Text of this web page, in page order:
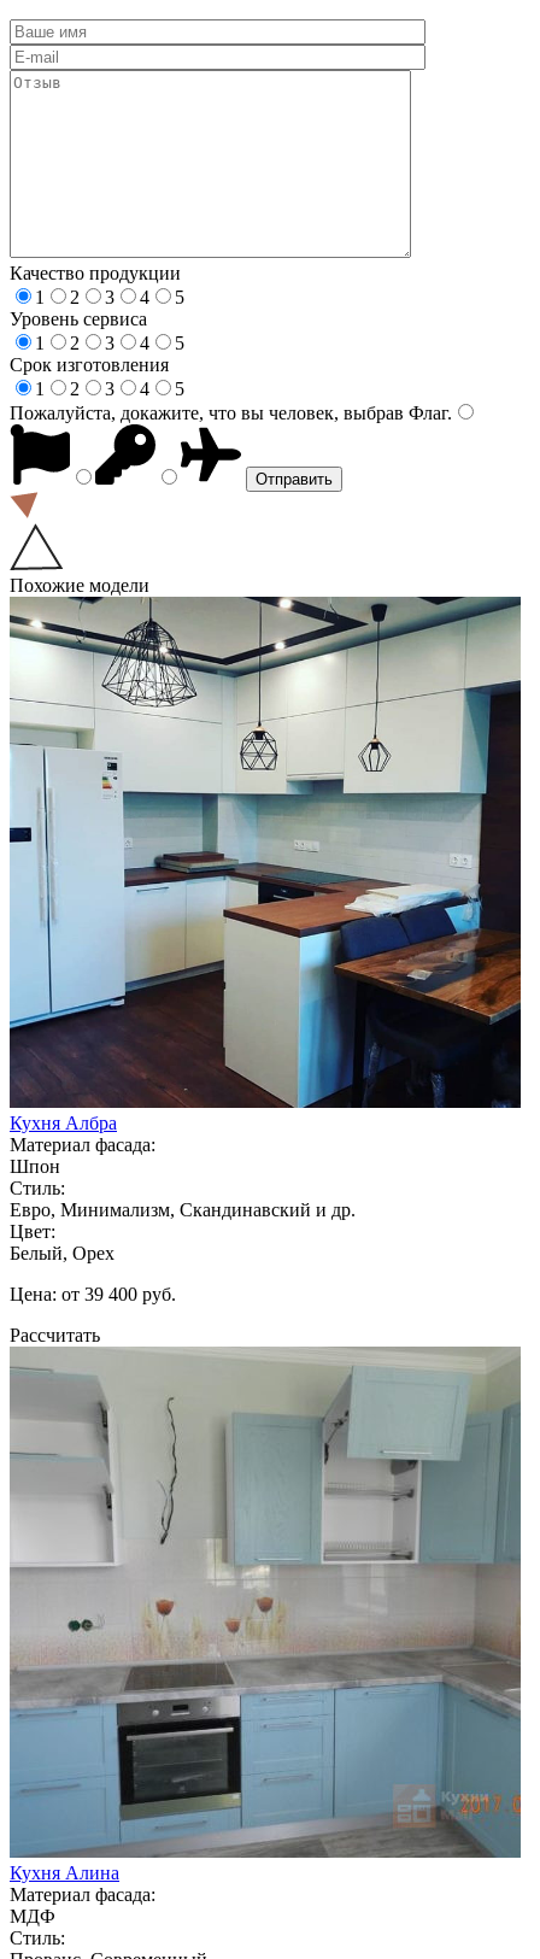
Качество продукции
1
2 3 4
5
Уровень сервиса
1
2 3 4
5
Срок изготовления
1
2 3 4
5
Пожалуйста, докажите, что вы человек, выбрав Флаг.
Похожие модели
Кухня Албра
Материал фасада:
Шпон
Стиль:
Евро, Минимализм, Скандинавский и др.
Цвет:
Белый, Орех
Цена: от 39 400 руб.
Рассчитать
Кухня Алина
Материал фасада:
МДФ
Стиль: